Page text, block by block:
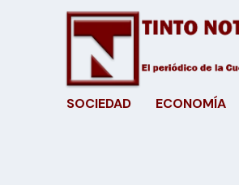
SOCIEDAD ECONOMÍA